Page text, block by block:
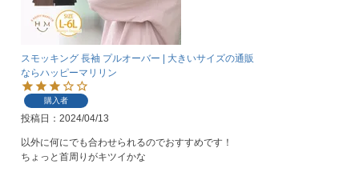
スモッキング 長袖 プルオーバー | 大きいサイズの通販
ならハッピーマリリン
購入者
投稿日 2024/04/13
以外に何にでも合わせられるのでおすすめです！
ちょっと首周りがキツイかな